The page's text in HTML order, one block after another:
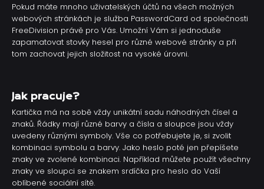
Pokud máte mnoho uživatelských účtů na všech možných
webových stránkách je služba PasswordCard od společnosti
FreeDivision právě pro Vás. Umožní Vám si jednoduše
zapamatovat stovky hesel pro různé webové stránky a při
tom zachovat jejich složitost na vysoké úrovni.
Jak pracuje?
Kartička má na sobě vždy unikátní sadu náhodných čísel a
znaků. Řádky mají různé barvy a čísla a sloupce jsou vždy
uvedeny různými symboly. Vše co potřebujete je, si zvolit
kombinaci symbolu a barvy. Jako heslo poté jen přepíšete
znaky ve zvolené kombinaci. Například můžete použít všechny
znaky ve sloupci se znakem srdíčka pro heslo do Vaší
oblíbené sociální sítě.